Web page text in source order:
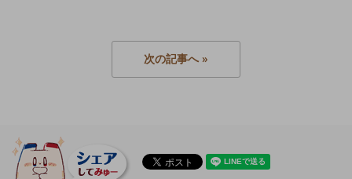
次の記事へ »